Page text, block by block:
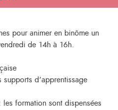
pour animer en binôme un
de 14h à 16h.
d’apprentissage
formation sont dispensées